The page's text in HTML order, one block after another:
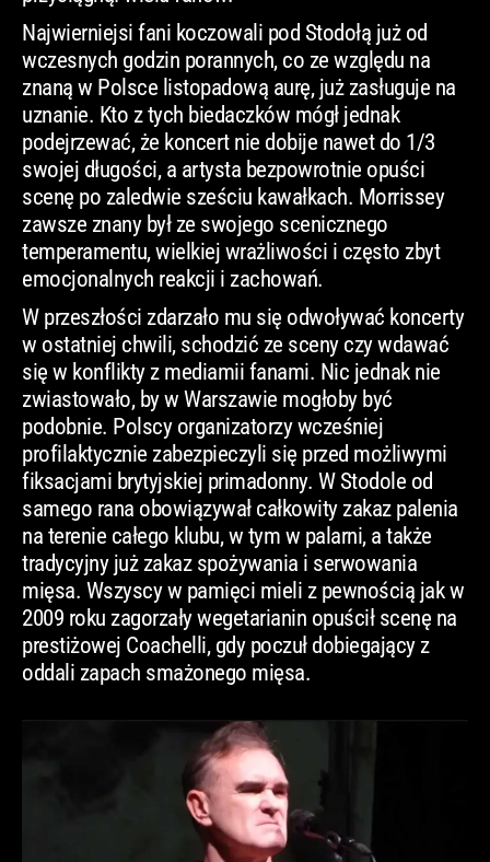
Najwierniejsi fani koczowali pod Stodołą już od
wczesnych godzin porannych, co ze względu na
znaną w Polsce listopadową aurę, już zasługuje na
uznanie. Kto z tych biedaczków mógł jednak
podejrzewać, że koncert nie dobije nawet do 1/3
swojej długości, a artysta bezpowrotnie opuści
scenę po zaledwie sześciu kawałkach. Morrissey
zawsze znany był ze swojego scenicznego
temperamentu, wielkiej wrażliwości i często zbyt
emocjonalnych reakcji i zachowań.
W przeszłości zdarzało mu się odwoływać koncerty
w ostatniej chwili, schodzić ze sceny czy wdawać
się w konflikty z mediamii fanami. Nic jednak nie
zwiastowało, by w Warszawie mogłoby być
podobnie. Polscy organizatorzy wcześniej
profilaktycznie zabezpieczyli się przed możliwymi
fiksacjami brytyjskiej primadonny. W Stodole od
samego rana obowiązywał całkowity zakaz palenia
na terenie całego klubu, w tym w palarni, a także
tradycyjny już zakaz spożywania i serwowania
mięsa. Wszyscy w pamięci mieli z pewnością jak w
2009 roku zagorzały wegetarianin opuścił scenę na
prestiżowej Coachelli, gdy poczuł dobiegający z
oddali zapach smażonego mięsa.